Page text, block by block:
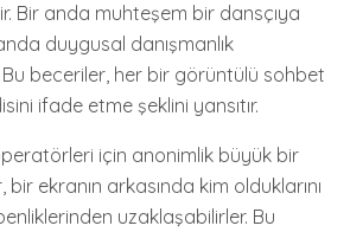
Bir anda muhteşem bir dansçıya
duygusal danışmanlık
beceriler, her bir görüntülü sohbet
ifade etme şeklini yansıtır.
için anonimlik büyük bir
bir ekranın arkasında kim olduklarını
uzaklaşabilirler. Bu